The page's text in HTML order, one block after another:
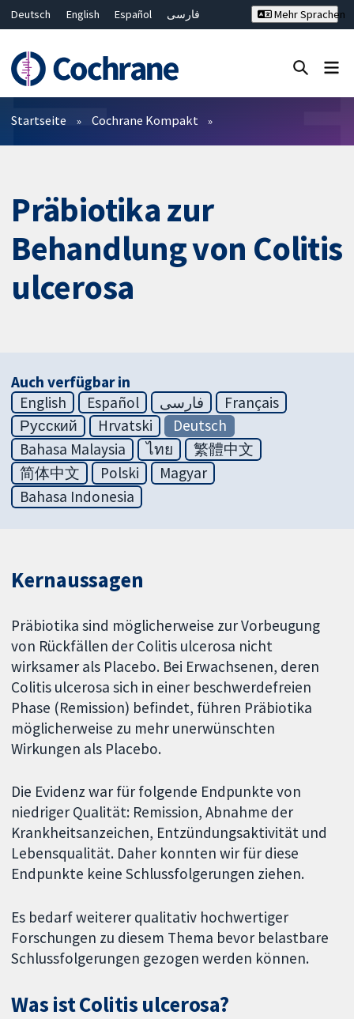
Deutsch English Español
فارسی
Bahasa Malaysia
ไทย
繁體中文
简体中文
Mehr Sprachen
Filter
Startseite Cochrane Kompakt
Präbiotika zur
Behandlung von Colitis
ulcerosa
Auch verfügbar in
English
Español فارسی
Français
Русский
Hrvatski
Deutsch
Bahasa Malaysia
ไทย
繁體中文
简体中文
Polski
Magyar
Bahasa Indonesia
Kernaussagen
Präbiotika sind möglicherweise zur Vorbeugung
von Rückfällen der Colitis ulcerosa nicht
wirksamer als Placebo. Bei Erwachsenen, deren
Colitis ulcerosa sich in einer beschwerdefreien
Phase (Remission) befindet, führen Präbiotika
möglicherweise zu mehr unerwünschten
Wirkungen als Placebo.
Die Evidenz war für folgende Endpunkte von
niedriger Qualität: Remission, Abnahme der
Krankheitsanzeichen, Entzündungsaktivität und
Lebensqualität. Daher konnten wir für diese
Endpunkte keine Schlussfolgerungen ziehen.
Es bedarf weiterer qualitativ hochwertiger
Forschungen zu diesem Thema bevor belastbare
Schlussfolgerungen gezogen werden können.
Was ist Colitis ulcerosa?